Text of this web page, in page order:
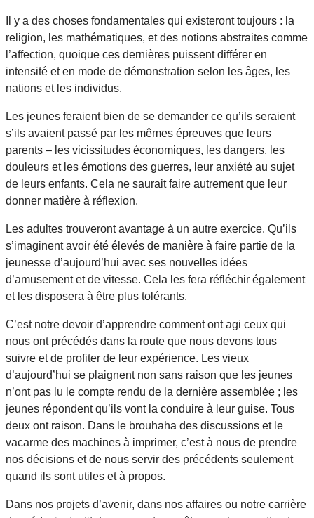
Il y a des choses fondamentales qui existeront toujours : la
religion, les mathématiques, et des notions abstraites comme
l’affection, quoique ces dernières puissent différer en
intensité et en mode de démonstration selon les âges, les
nations et les individus.
Les jeunes feraient bien de se demander ce qu’ils seraient
s’ils avaient passé par les mêmes épreuves que leurs
parents – les vicissitudes économiques, les dangers, les
douleurs et les émotions des guerres, leur anxiété au sujet
de leurs enfants. Cela ne saurait faire autrement que leur
donner matière à réflexion.
Les adultes trouveront avantage à un autre exercice. Qu’ils
s’imaginent avoir été élevés de manière à faire partie de la
jeunesse d’aujourd’hui avec ses nouvelles idées
d’amusement et de vitesse. Cela les fera réfléchir également
et les disposera à être plus tolérants.
C’est notre devoir d’apprendre comment ont agi ceux qui
nous ont précédés dans la route que nous devons tous
suivre et de profiter de leur expérience. Les vieux
d’aujourd’hui se plaignent non sans raison que les jeunes
n’ont pas lu le compte rendu de la dernière assemblée ; les
jeunes répondent qu’ils vont la conduire à leur guise. Tous
deux ont raison. Dans le brouhaha des discussions et le
vacarme des machines à imprimer, c’est à nous de prendre
nos décisions et de nous servir des précédents seulement
quand ils sont utiles et à propos.
Dans nos projets d’avenir, dans nos affaires ou notre carrière